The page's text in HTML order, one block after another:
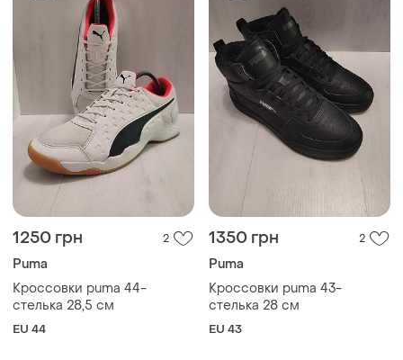
1250 грн 2
Puma
Кроссовки puma 44-
стелька 28,5 см
EU 44
1350 грн 2
Puma
Кроссовки puma 43-
стелька 28 см
EU 43